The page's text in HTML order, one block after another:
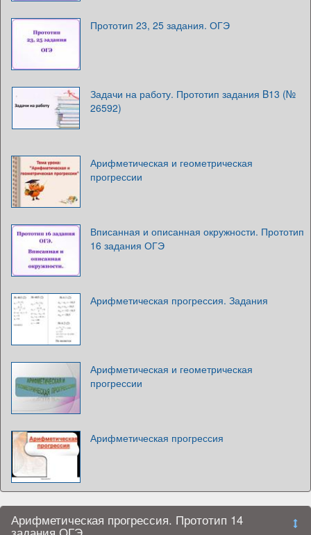
Прототип 23, 25 задания. ОГЭ
Задачи на работу. Прототип задания B13 (№
26592)
Арифметическая и геометрическая
прогрессии
Вписанная и описанная окружности. Прототип
16 задания ОГЭ
Арифметическая прогрессия. Задания
Арифметическая и геометрическая
прогрессии
Арифметическая прогрессия
Арифметическая прогрессия. Прототип 14